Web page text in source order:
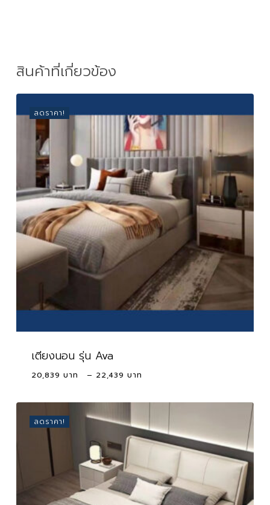
สินค้าที่เกี่ยวข้อง
ลดราคา!
เตียงนอน รุ่น Ava
20,839 – 22,439
20,839 ฿
22,439 ฿
ลดราคา!